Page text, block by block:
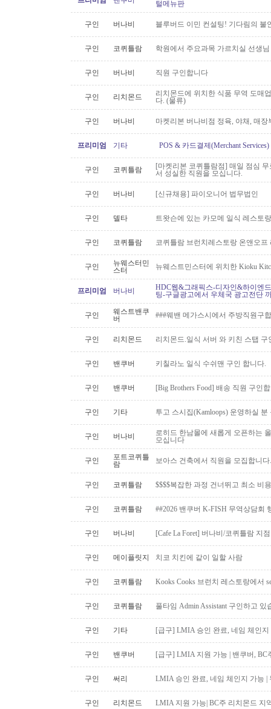
털메뉴판
구인 버나비 블루버드 이민 컨설팅! 기다림의 불
구인 코퀴틀람 학원에서 주요과목 가르치실 선생
구인 버나비 직원 구인합니다
구인 리치몬드
리치몬드에 위치한 식품 무역 도매
다. (물류)
구인 버나비 마켓리본 버나비점 정육, 야채, 매
프리미엄 기타 POS & 카드결제(Merchant
구인 코퀴틀람
[마켓리본 코퀴틀람점] 매일 점심
서 성실한 직원을 모십니다.
구인 버나비 [신규채용] 파이오니어 법무법인
구인 델타 트왓슨에 있는 카모메 일식 레스토
구인 코퀴틀람 코퀴틀람 브런치레스토랑 온앤오프
구인
뉴웨스터민
스터
뉴웨스트민스터에 위치한 Kioku
프리미엄 버나비
HDC웹&그래픽스-디자인&하이엔
팅-구글광고에서 우체국 광고전단
구인
웨스트밴쿠
버
###웨밴 메가스시에서 주방직원구
구인 리치몬드 리치몬드.일식 서버 와 키친 스탭 구
구인 밴쿠버 키칠라노 일식 수쉬맨 구인 합니다.
구인 밴쿠버 [Big Brothers Food] 배송 직원 구인
구인 기타 투고 스시집(Kamloops) 운영하실
구인 버나비
로히드 한남몰에 새롭게 오픈하는
모십니다
구인
포트코퀴틀
람
보아스 건축에서 직원을 모집합니다.
구인 코퀴틀람 $$$$복잡한 과정 건너뛰고 최소 비
구인 코퀴틀람 ##2026 밴쿠버 K-FISH 무역상담회
구인 버나비 [Cafe La Foret] 버나비/코퀴틀람 지
구인 메이플릿지 치코 치킨에 같이 일할 사람
구인 코퀴틀람 Kooks Cooks 브런치 레스토랑에서
구인 코퀴틀람 풀타임 Admin Assistant 구인하고 있
구인 기타 [급구] LMIA 승인 완료, 네임 체인
구인 밴쿠버 [급구] LMIA 지원 가능 | 밴쿠버,
구인 써리 LMIA 승인 완료, 네임 체인지 가능 |
구인 리치몬드 LMIA 지원 가능| BC주 리치몬드 지